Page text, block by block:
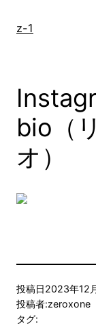
z-1
bio（
オ）
投稿日2023年12
投稿者:zeroxone
タグ: